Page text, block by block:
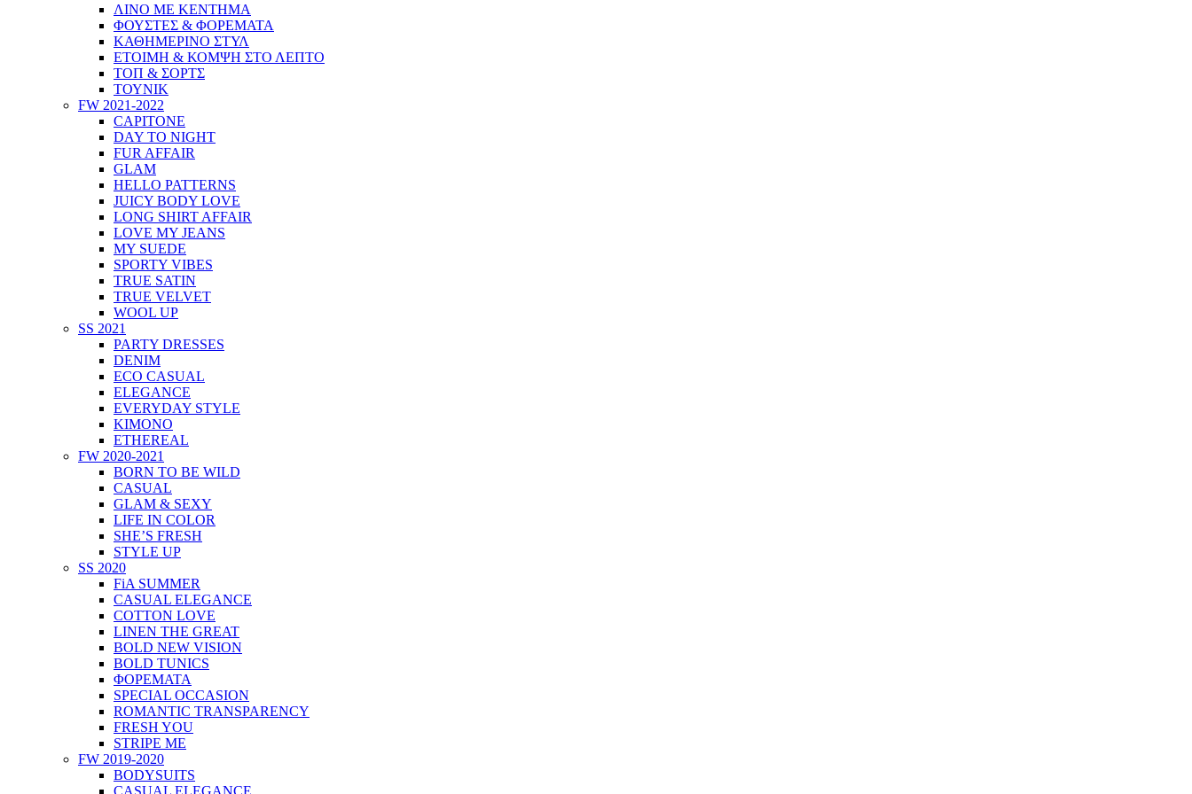
ΛΙΝΟ ΜΕ ΚΕΝΤΗΜΑ
ΦΟΥΣΤΕΣ & ΦΟΡΕΜΑΤΑ
ΚΑΘΗΜΕΡΙΝΟ ΣΤΥΛ
ΕΤΟΙΜΗ & ΚΟΜΨΗ ΣΤΟ ΛΕΠΤΟ
ΤΟΠ & ΣΟΡΤΣ
ΤΟΥΝΙΚ
FW 2021-2022
CAPITONE
DAY TO NIGHT
FUR AFFAIR
GLAM
HELLO PATTERNS
JUICY BODY LOVE
LONG SHIRT AFFAIR
LOVE MY JEANS
MY SUEDE
SPORTY VIBES
TRUE SATIN
TRUE VELVET
WOOL UP
SS 2021
PARTY DRESSES
DENIM
ECO CASUAL
ELEGANCE
EVERYDAY STYLE
KIMONO
ETHEREAL
FW 2020-2021
BORN TO BE WILD
CASUAL
GLAM & SEXY
LIFE IN COLOR
SHE’S FRESH
STYLE UP
SS 2020
FiA SUMMER
CASUAL ELEGANCE
COTTON LOVE
LINEN THE GREAT
BOLD NEW VISION
BOLD TUNICS
ΦΟΡΕΜΑΤΑ
SPECIAL OCCASION
ROMANTIC TRANSPARENCY
FRESH YOU
STRIPE ME
FW 2019-2020
BODYSUITS
CASUAL ELEGANCE